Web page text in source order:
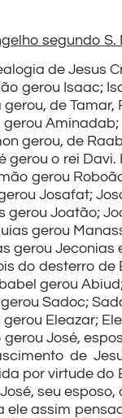
segundo S.
de Jesus
gerou Isaac;
gerou, de Tamar,
gerou
gerou, de
gerou o rei
gerou
Josafat;
gerou Joatão;
gerou
gerou Jeconias
do desterro de
gerou
Sadoc;
gerou Eleazar;
gerou José,
de
por virtude do
seu
ele assim